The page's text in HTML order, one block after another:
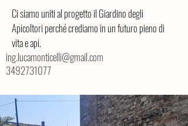
Ci siamo uniti al progetto il Giardino degli
Apicoltori perché crediamo in un futuro pieno di
vita e api.
ing.lucamonticelli@gmail.com
3492731077